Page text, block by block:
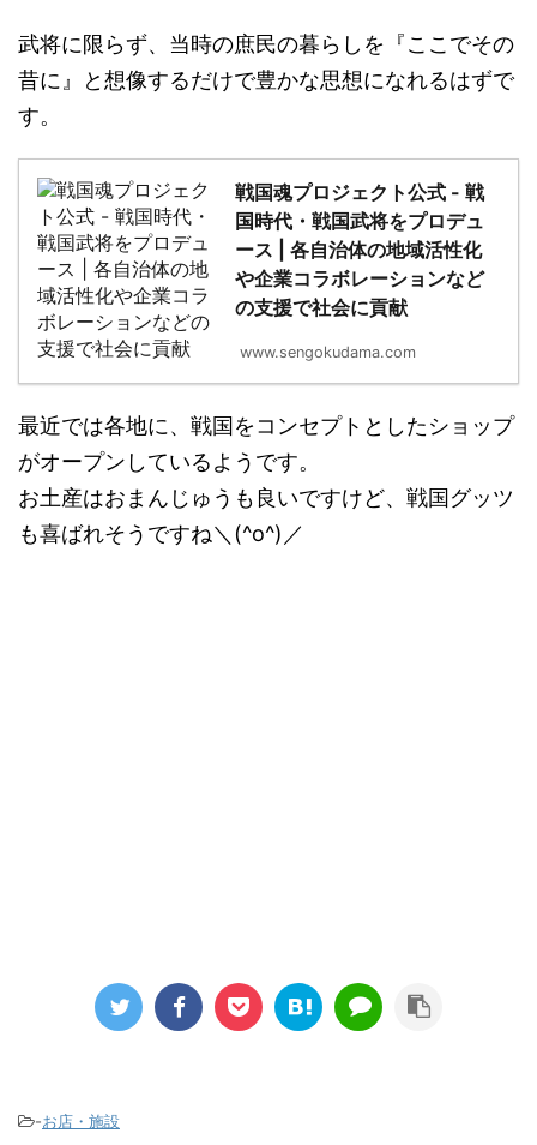
武将に限らず、当時の庶民の暮らしを『ここでその
昔に』と想像するだけで豊かな思想になれるはずで
す。
戦国魂プロジェクト公式 - 戦
国時代・戦国武将をプロデュ
ース | 各自治体の地域活性化
や企業コラボレーションなど
の支援で社会に貢献
www.sengokudama.com
最近では各地に、戦国をコンセプトとしたショップ
がオープンしているようです。
お土産はおまんじゅうも良いですけど、戦国グッツ
も喜ばれそうですね＼(^o^)／
-お店・施設